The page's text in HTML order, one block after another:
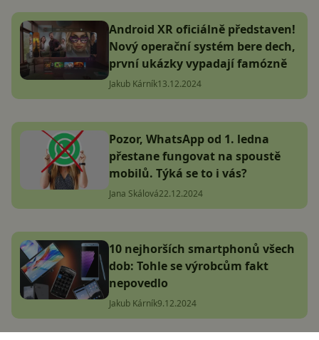
Android XR oficiálně představen!
Nový operační systém bere dech,
první ukázky vypadají famózně
Jakub Kárník13.12.2024
Pozor, WhatsApp od 1. ledna
přestane fungovat na spoustě
mobilů. Týká se to i vás?
Jana Skálová22.12.2024
10 nejhorších smartphonů všech
dob: Tohle se výrobcům fakt
nepovedlo
Jakub Kárník9.12.2024